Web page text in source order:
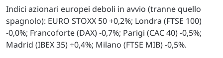
Indici azionari europei deboli in avvio (tranne quello
spagnolo): EURO STOXX 50 +0,2%; Londra (FTSE 100)
-0,0%; Francoforte (DAX) -0,7%; Parigi (CAC 40) -0,5%;
Madrid (IBEX 35) +0,4%; Milano (FTSE MIB) -0,5%.